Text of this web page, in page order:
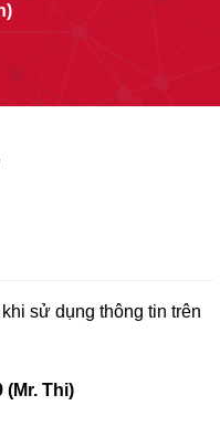
sử dụng thông tin trên
(Mr. Thi)